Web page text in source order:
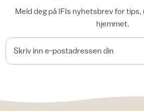
Meld deg på IFIs nyhetsbrev for tips,
hjemmet.